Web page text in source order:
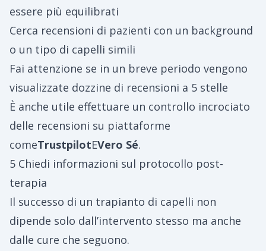
essere più equilibrati
Cerca recensioni di pazienti con un background
o un tipo di capelli simili
Fai attenzione se in un breve periodo vengono
visualizzate dozzine di recensioni a 5 stelle
È anche utile effettuare un controllo incrociato
delle recensioni su piattaforme
comeTrustpilotEVero Sé.
5 Chiedi informazioni sul protocollo post-
terapia
Il successo di un trapianto di capelli non
dipende solo dall’intervento stesso ma anche
dalle cure che seguono.